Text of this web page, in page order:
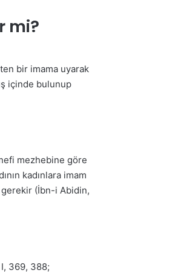
mi?
bir imama uyarak
içinde bulunup
mezhebine göre
kadınlara imam
gerekir (İbn-i Abidin,
369, 388;